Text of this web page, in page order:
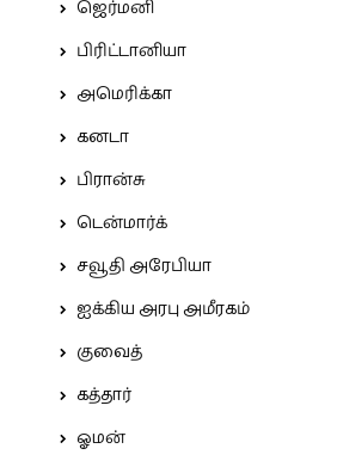
ஜெர்மனி
பிரிட்டானியா
அமெரிக்கா
கனடா
பிரான்சு
டென்மார்க்
சவூதி அரேபியா
ஐக்கிய அரபு அமீரகம்
குவைத்
கத்தார்
ஓமன்